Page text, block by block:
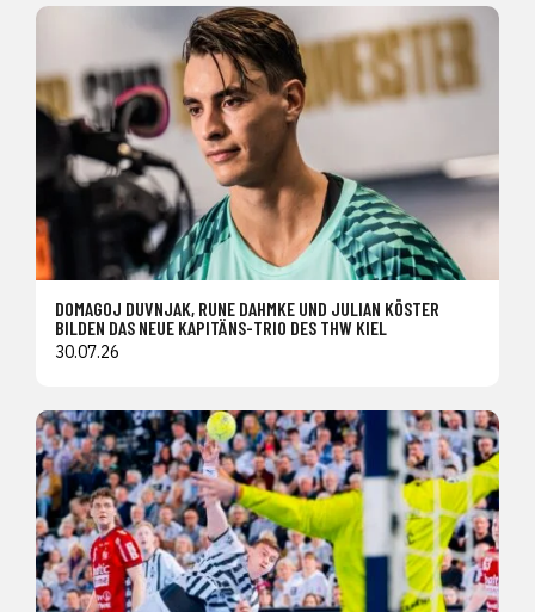
DOMAGOJ DUVNJAK, RUNE DAHMKE UND JULIAN KÖSTER
BILDEN DAS NEUE KAPITÄNS-TRIO DES THW KIEL
30.07.26